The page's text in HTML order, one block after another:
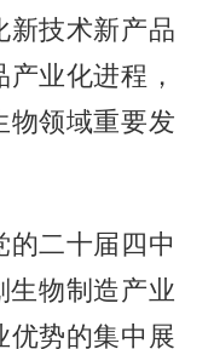
新技术新产品
业化进程，
物领域重要发
二十届四中
生物制造产业
优势的集中展